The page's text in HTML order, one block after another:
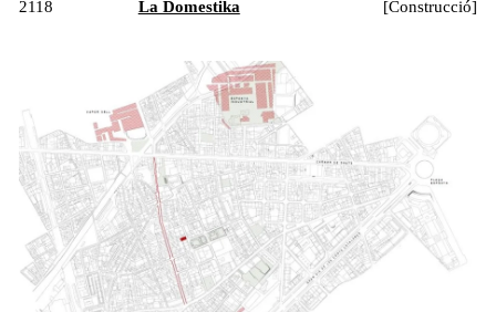
2118 La Domestika [Construcció]